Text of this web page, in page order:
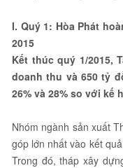
I. Quý 1: Hòa Phát
2015
Kết thúc quý 1/2015,
doanh thu và 650 tỷ
26% và 28% so với kế
Nhóm ngành sản xuất
góp lớn nhất vào kết
Trong đó, tháp xây